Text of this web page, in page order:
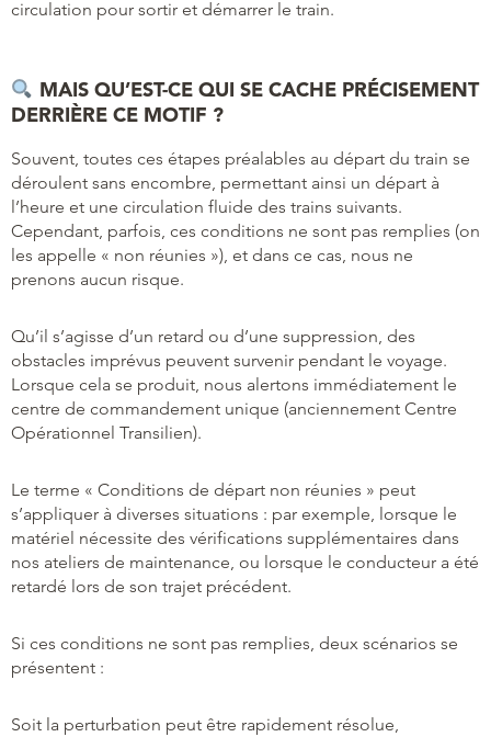
circulation pour sortir et démarrer le train.
MAIS QU’EST-CE QUI SE CACHE PRÉCISEMENT
DERRIÈRE CE MOTIF ?
Souvent, toutes ces étapes préalables au départ du train se
déroulent sans encombre, permettant ainsi un départ à
l’heure et une circulation fluide des trains suivants.
Cependant, parfois, ces conditions ne sont pas remplies (on
les appelle « non réunies »), et dans ce cas, nous ne
prenons aucun risque.
Qu’il s’agisse d’un retard ou d’une suppression, des
obstacles imprévus peuvent survenir pendant le voyage.
Lorsque cela se produit, nous alertons immédiatement le
centre de commandement unique (anciennement Centre
Opérationnel Transilien).
Le terme « Conditions de départ non réunies » peut
s’appliquer à diverses situations : par exemple, lorsque le
matériel nécessite des vérifications supplémentaires dans
nos ateliers de maintenance, ou lorsque le conducteur a été
retardé lors de son trajet précédent.
Si ces conditions ne sont pas remplies, deux scénarios se
présentent :
Soit la perturbation peut être rapidement résolue,